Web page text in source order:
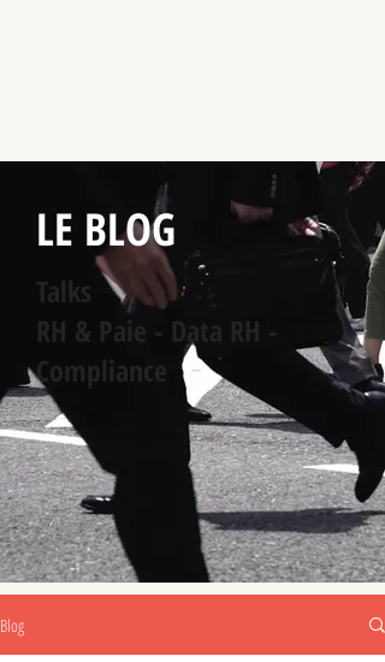
LE BLOG
Talks
RH & Paie - Data RH -
Compliance
Blog